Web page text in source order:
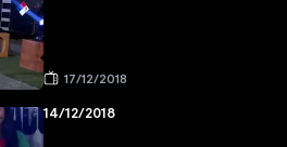
17/12/2018
14/12/2018